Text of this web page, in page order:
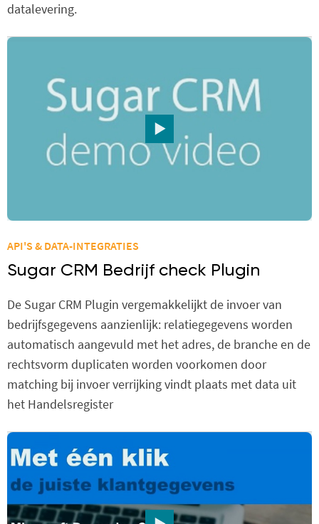
datalevering.
API'S & DATA-INTEGRATIES
Sugar CRM Bedrijf check Plugin
De Sugar CRM Plugin vergemakkelijkt de invoer van
bedrijfsgegevens aanzienlijk: relatiegegevens worden
automatisch aangevuld met het adres, de branche en de
rechtsvorm duplicaten worden voorkomen door
matching bij invoer verrijking vindt plaats met data uit
het Handelsregister